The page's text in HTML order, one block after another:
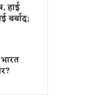
हाई
बर्बाद;